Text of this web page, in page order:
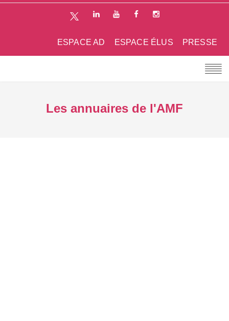
PRESSE
ESPACE ÉLUS
ESPACE AD
Les annuaires de l'AMF